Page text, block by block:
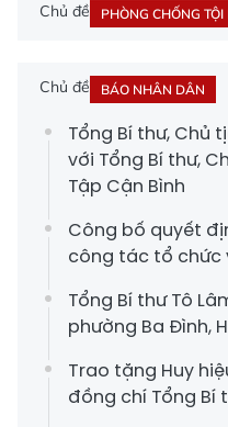
Chủ đề PHÒNG CHỐNG
Chủ đề BÁO NHÂN DÂN
Tổng Bí thư, Chủ
với Tổng Bí thư,
Tập Cận Bình
Công bố quyết
công tác tổ chức
Tổng Bí thư Tô
phường Ba Đình,
Trao tặng Huy
đồng chí Tổng Bí